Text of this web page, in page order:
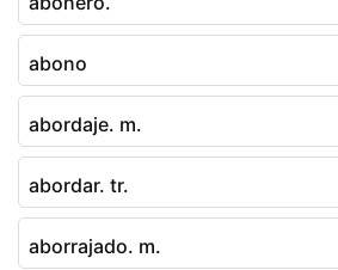
abono
abordaje. m.
abordar. tr.
aborrajado. m.